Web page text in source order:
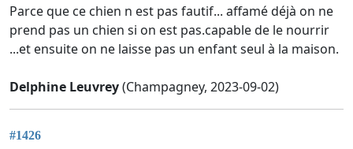
Parce que ce chien n est pas fautif... affamé déjà on ne
prend pas un chien si on est pas.capable de le nourrir
...et ensuite on ne laisse pas un enfant seul à la maison.
Delphine Leuvrey(Champagney, 2023-09-02)
#1426